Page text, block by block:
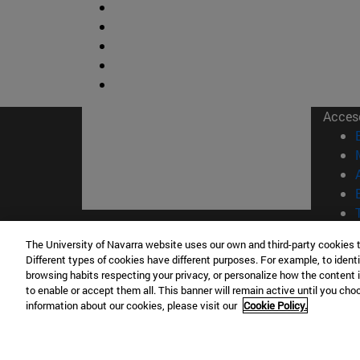
©
Campus Pamplona
The University of Navarra website uses our own and third-party
Different types of cookies have different purposes. For example, to
browsing habits respecting your privacy, or personalize how the
to enable or accept them all. This banner will remain active until you
information about our cookies, please visit our Cookie Policy.